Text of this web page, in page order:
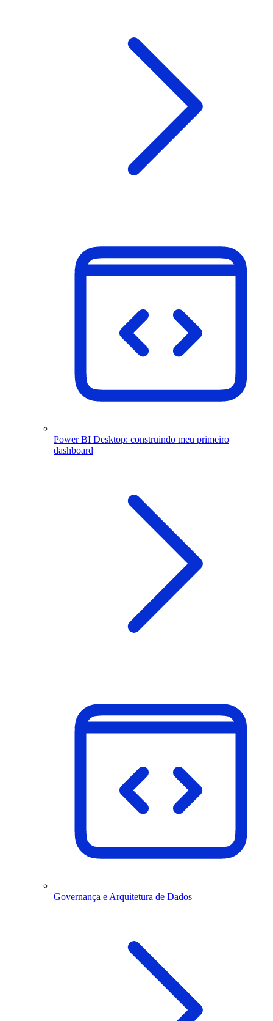
Power BI Desktop: construindo meu primeiro
dashboard
Governança e Arquitetura de Dados